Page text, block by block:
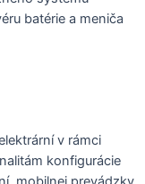
batérie a meniča
v rámci
konfigurácie